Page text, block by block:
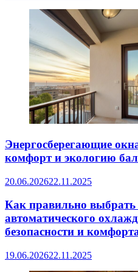
Энергосберегающие
комфорт и экологию
20.06.202622.11.2025
Как правильно выбрать
автоматического
безопасности и
19.06.202622.11.2025